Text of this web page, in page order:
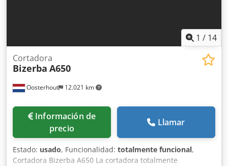
1 / 14
Oosterhout 12.021 km
Cortadora
Bizerba A650
Información de
precio
Llamar
Estado: usado, Funcionalidad: totalmente funcional,
Cortadora Bizerba A650 La cortadora totalmente